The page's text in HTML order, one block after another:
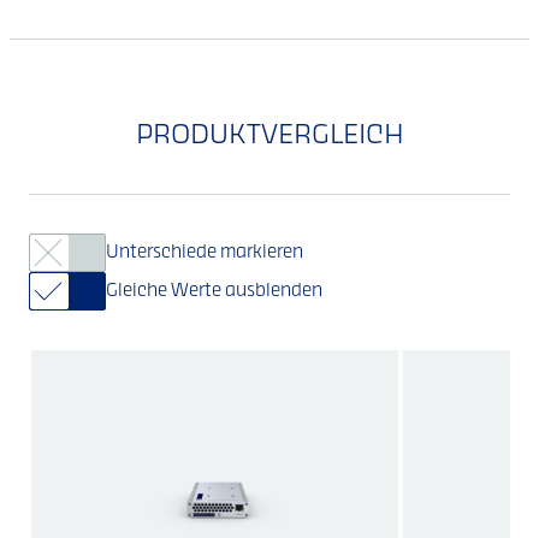
PRODUKTVERGLEICH
Unterschiede markieren
Gleiche Werte ausblenden